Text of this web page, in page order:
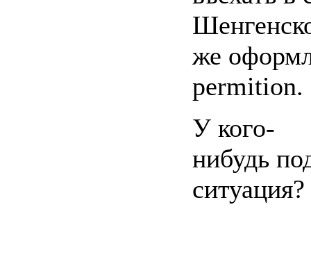
же
permition.
У кого-
нибудь
ситуация?